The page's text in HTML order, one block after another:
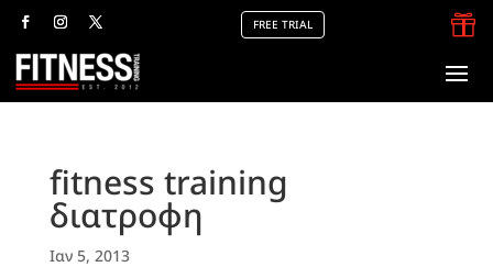
FREE TRIAL 
fitness training
διατροφη
Ιαν 5, 2013